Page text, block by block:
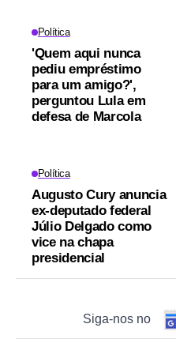
Política
'Quem aqui nunca
pediu empréstimo
para um amigo?',
perguntou Lula em
defesa de Marcola
Política
Augusto Cury anuncia
ex-deputado federal
Júlio Delgado como
vice na chapa
presidencial
Siga-nos no